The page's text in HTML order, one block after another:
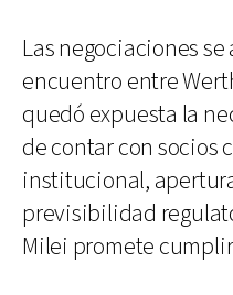
Las negociaciones
encuentro entre
quedó expuesta la
de contar con socios
institucional,
previsibilidad
Milei promete